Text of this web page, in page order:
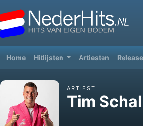
Home(current)
Hitlijsten Artiesten
ARTIEST
Tim